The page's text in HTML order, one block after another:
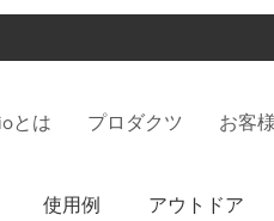
とは プロダクツ お客
使用例 アウトドア